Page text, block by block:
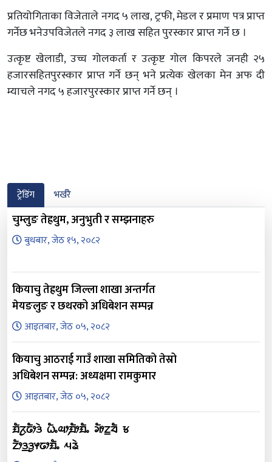
प्रतियोगिताका विजेताले नगद ५ लाख, ट्रफी, मेडल र प्रमाण पत्र प्राप्त
गर्नेछ भनेउपविजेतले नगद ३ लाख सहित पुरस्कार प्राप्त गर्ने छ ।
उत्कृष्ट खेलाडी, उच्च गोलकर्ता र उत्कृष्ट गोल किपरले जनही २५
हजारसहितपुरस्कार प्राप्त गर्ने छन् भने प्रत्येक खेलका मेन अफ दी
म्याचले नगद ५ हजारपुरस्कार प्राप्त गर्ने छन् ।
ट्रेडिंग भर्खरै
चुम्लुङ तेह्रथुम, अनुभुती र सम्झनाहरु
बुधबार, जेठ १५, २०८२
कियाचु तेह्रथुम जिल्ला शाखा अन्तर्गत
मेयङलुङ र छथरको अधिबेशन सम्पन्न
आइतबार, जेठ ०५, २०८२
कियाचु आठराई गाउँ शाखा समितिको तेस्रो
अधिबेशन सम्पन्न: अध्यक्षमा रामकुमार
आइतबार, जेठ ०५, २०८२
ᤀᤠᤖᤢᤒᤥᤋᤧ ᤐᤠᤱᤓᤣ᤹ᤀᤥᤀᤠᤱ ᤆᤥᤁ᤻ᤔᤠ ᤃ
ᤁᤥᤋ᤻ᤋᤢᤶᤒᤣᤀᤠᤱ ᤘᤕᤧ